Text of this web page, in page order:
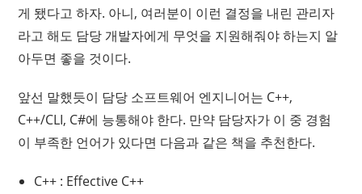
게 됐다고 하자. 아니, 여러분이 이런 결정을 내린 관리자
라고 해도 담당 개발자에게 무엇을 지원해줘야 하는지 알
아두면 좋을 것이다.
앞선 말했듯이 담당 소프트웨어 엔지니어는 C++,
C++/CLI, C#에 능통해야 한다. 만약 담당자가 이 중 경험
이 부족한 언어가 있다면 다음과 같은 책을 추천한다.
C++ : Effective C++